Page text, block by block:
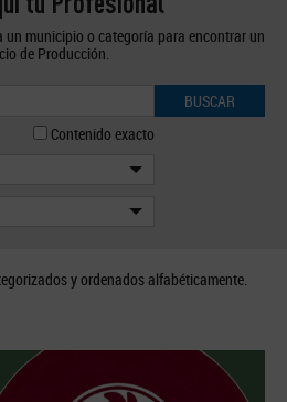
un municipio o categoría para encontrar un
de Producción.
BUSCAR
Contenido exacto
y ordenados alfabéticamente.